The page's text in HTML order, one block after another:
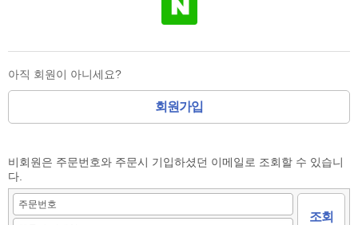
아직 회원이 아니세요?
회원가입
비회원은 주문번호와 주문시 기입하셨던 이메일로 조회할 수 있습니
다.